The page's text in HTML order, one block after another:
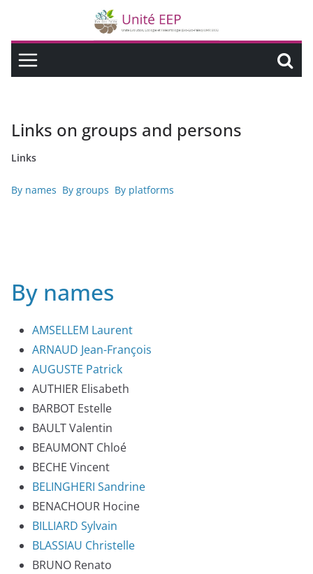
Links on groups and persons
Links
By names By groups By platforms
By names
AMSELLEM Laurent
ARNAUD Jean-François
AUGUSTE Patrick
AUTHIER Elisabeth
BARBOT Estelle
BAULT Valentin
BEAUMONT Chloé
BECHE Vincent
BELINGHERI Sandrine
BENACHOUR Hocine
BILLIARD Sylvain
BLASSIAU Christelle
BRUNO Renato